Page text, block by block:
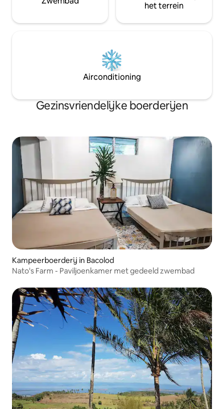
het terrein
Airconditioning
Gezinsvriendelijke boerderijen
Kampeerboerderij in Bacolod
Nato's Farm - Paviljoenkamer met gedeeld zwembad